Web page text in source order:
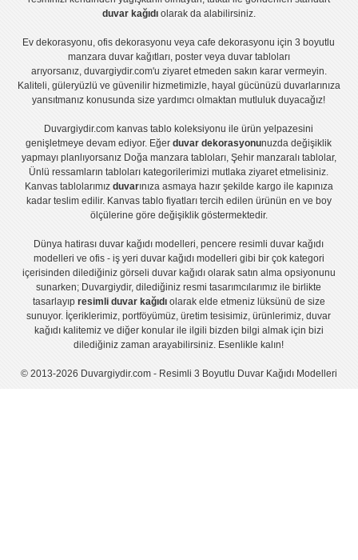
duvar kağıdıolarak da alabilirsiniz.
Ev dekorasyonu,ofis dekorasyonu veyacafe dekorasyonu için3 boyutlu
manzara duvar kağıtları, posterveya duvar tabloları
arıyorsanız, duvargiydir.com'u ziyaret etmeden sakın karar vermeyin.
Kaliteli, güleryüzlü ve güvenilir hizmetimizle, hayal gücünüzü duvarlarınıza
yansıtmanız konusunda size yardımcı olmaktan mutluluk duyacağız!
Duvargiydir.com kanvas tablo koleksiyonu ile ürün yelpazesini
genişletmeye devam ediyor. Eğerduvar dekorasyonunuzda değişiklik
yapmayı planlıyorsanız Doğa manzara tabloları, Şehir manzaralı tablolar,
Ünlü ressamların tabloları kategorilerimizi mutlaka ziyaret etmelisiniz.
Kanvas tablolarımız duvarınıza asmaya hazır şekilde kargo ile kapınıza
kadar teslim edilir. Kanvas tablo fiyatlarıtercih edilen ürünün en ve boy
ölçülerine göre değişiklik göstermektedir.
Dünya hatirası duvar kağıdı modelleri,pencere resimli duvar kağıdı
modelleri ve ofis - iş yeri duvar kağıdı modelleri gibi bir çok kategori
içerisinden dilediğiniz görseli duvar kağıdı olarak satın alma opsiyonunu
sunarken; Duvargiydir, dilediğiniz resmi tasarımcılarımız ile birlikte
tasarlayıp resimli duvar kağıdıolarak elde etmeniz lüksünü de size
sunuyor. İçeriklerimiz, portföyümüz, üretim tesisimiz, ürünlerimiz, duvar
kağıdı kalitemiz ve diğer konular ile ilgili bizden bilgi almak için bizi
dilediğiniz zaman arayabilirsiniz. Esenlikle kalın!
© 2013-2026 Duvargiydir.com - Resimli 3 Boyutlu Duvar Kağıdı Modelleri